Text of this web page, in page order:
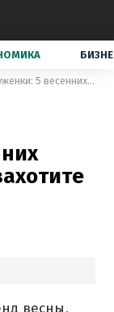
Что любят носить француженки: 5 весенних трендов, которые вы захотите повторить
весны,